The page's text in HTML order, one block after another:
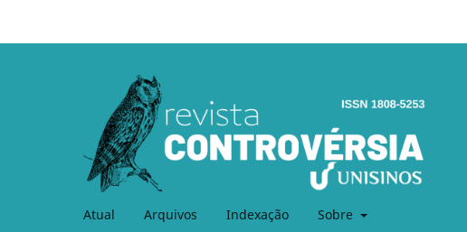
Atual Arquivos Indexação Sobre